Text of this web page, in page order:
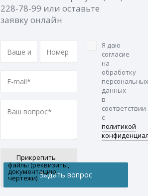
228-78-99 или оставьте
заявку онлайн
Прикрепить
файлы (реквизиты,
документацию,
чертежи)
Я даю
согласие
на
обработку
персональных
данных
в
соответствии
с
политикой